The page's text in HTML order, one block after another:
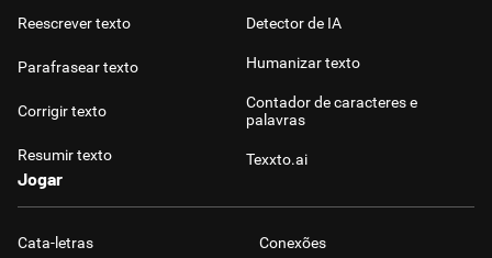
Reescrever texto
Parafrasear texto
Corrigir texto
Resumir texto
Detector de IA
Humanizar texto
Contador de caracteres e
palavras
Texxto.ai
Jogar
Cata-letras Conexões